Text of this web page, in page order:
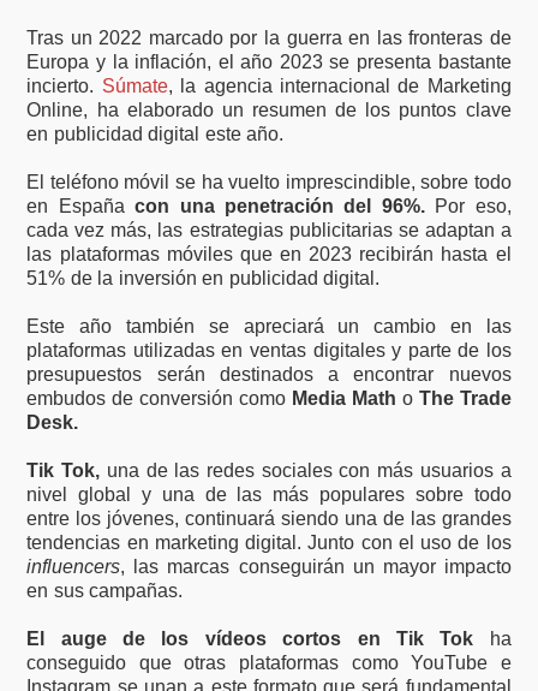
Tras un 2022 marcado por la guerra en las fronteras de
Europa y la inflación, el año 2023 se presenta bastante
incierto. Súmate, la agencia internacional de Marketing
Online, ha elaborado un resumen de los puntos clave
en publicidad digital este año.
El teléfono móvil se ha vuelto imprescindible, sobre todo
en Españacon una penetración del 96%. Por eso,
cada vez más, las estrategias publicitarias se adaptan a
las plataformas móviles que en 2023 recibirán hasta el
51% de la inversión en publicidad digital.
Este año también se apreciará un cambio en las
plataformas utilizadas en ventas digitales y parte de los
presupuestos serán destinados a encontrar nuevos
embudos de conversión como Media Math o The Trade
Desk.
Tik Tok, una de las redes sociales con más usuarios a
nivel global y una de las más populares sobre todo
entre los jóvenes, continuará siendo una de las grandes
tendencias en marketing digital. Junto con el uso de los
influencers, las marcas conseguirán un mayor impacto
en sus campañas.
El auge de los vídeos cortos en Tik Tok
ha
conseguido que otras plataformas como YouTube e
Instagram se unan a este formato que será fundamental